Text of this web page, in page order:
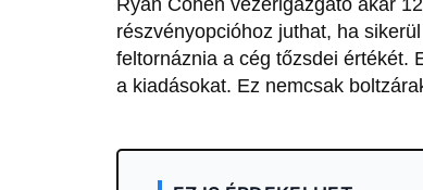
részvényopcióhoz juthat, ha
feltornáznia a cég tőzsdei értékét.
a kiadásokat. Ez nemcsak